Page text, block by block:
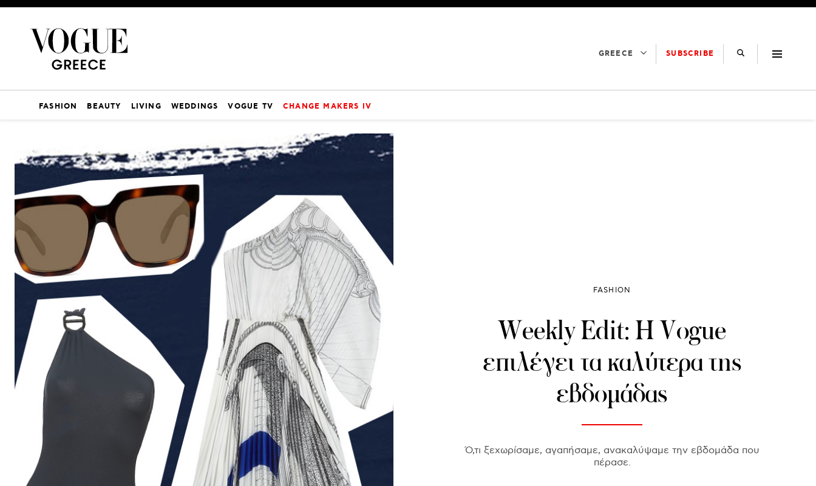
GREECE SUBSCRIBE
FASHION BEAUTY LIVING WEDDINGS VOGUE TV CHANGE MAKERS IV
FASHION
Weekly Edit: H Vogue
επιλέγει τα καλύτερα της
εβδομάδας
Ό,τι ξεχωρίσαμε, αγαπήσαμε, ανακαλύψαμε την εβδομάδα που
πέρασε.